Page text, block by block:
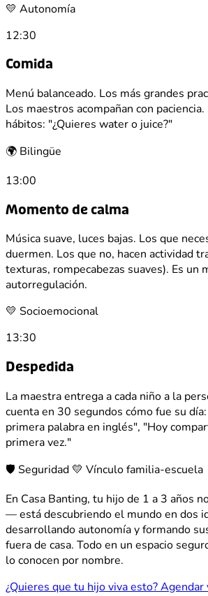
💛 Autonomía
12:30
Comida
Menú balanceado. Los más grandes
Los maestros acompañan con
hábitos: "¿Quieres water o juice?"
🌍 Bilingüe
13:00
Momento de calma
Música suave, luces bajas. Los que
duermen. Los que no, hacen actividad
texturas, rompecabezas suaves). Es un
autorregulación.
💛 Socioemocional
13:30
Despedida
La maestra entrega a cada niño a la
cuenta en 30 segundos cómo fue su
primera palabra en inglés", "Hoy
primera vez."
🛡️ Seguridad 💛 Vínculo familia-escuela
En Casa Banting, tu hijo de 1 a 3 años
— está descubriendo el mundo en dos
desarrollando autonomía y formando
fuera de casa. Todo en un espacio
lo conocen por nombre.
¿Quieres que tu hijo viva esto?